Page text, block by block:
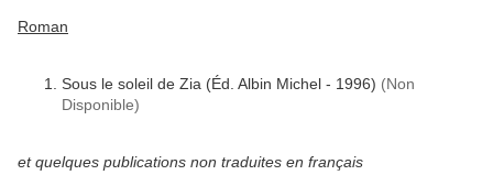
Roman
Sous le soleil de Zia (Éd. Albin Michel - 1996) (Non
Disponible)
et quelques publications non traduites en français